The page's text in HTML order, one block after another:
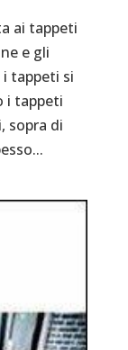
ai tappeti
e gli
tappeti si
i tappeti
sopra di